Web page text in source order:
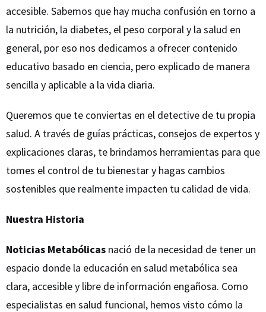
accesible. Sabemos que hay mucha confusión en torno a
la nutrición, la diabetes, el peso corporal y la salud en
general, por eso nos dedicamos a ofrecer contenido
educativo basado en ciencia, pero explicado de manera
sencilla y aplicable a la vida diaria.
Queremos que te conviertas en el detective de tu propia
salud. A través de guías prácticas, consejos de expertos y
explicaciones claras, te brindamos herramientas para que
tomes el control de tu bienestar y hagas cambios
sostenibles que realmente impacten tu calidad de vida.
Nuestra Historia
Noticias Metabólicas nació de la necesidad de tener un
espacio donde la educación en salud metabólica sea
clara, accesible y libre de información engañosa. Como
especialistas en salud funcional, hemos visto cómo la